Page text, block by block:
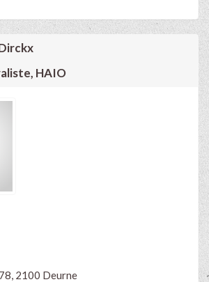
HAIO
2100 Deurne